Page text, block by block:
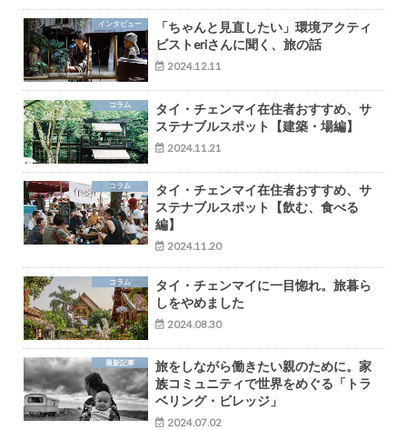
インタビュー
「ちゃんと見直したい」環境アクティ
ビストeriさんに聞く、旅の話
2024.12.11
コラム
タイ・チェンマイ在住者おすすめ、サ
ステナブルスポット【建築・場編】
2024.11.21
コラム
タイ・チェンマイ在住者おすすめ、サ
ステナブルスポット【飲む、食べる
編】
2024.11.20
コラム
タイ・チェンマイに一目惚れ。旅暮ら
しをやめました
2024.08.30
最新記事
旅をしながら働きたい親のために。家
族コミュニティで世界をめぐる「トラ
ベリング・ビレッジ」
2024.07.02